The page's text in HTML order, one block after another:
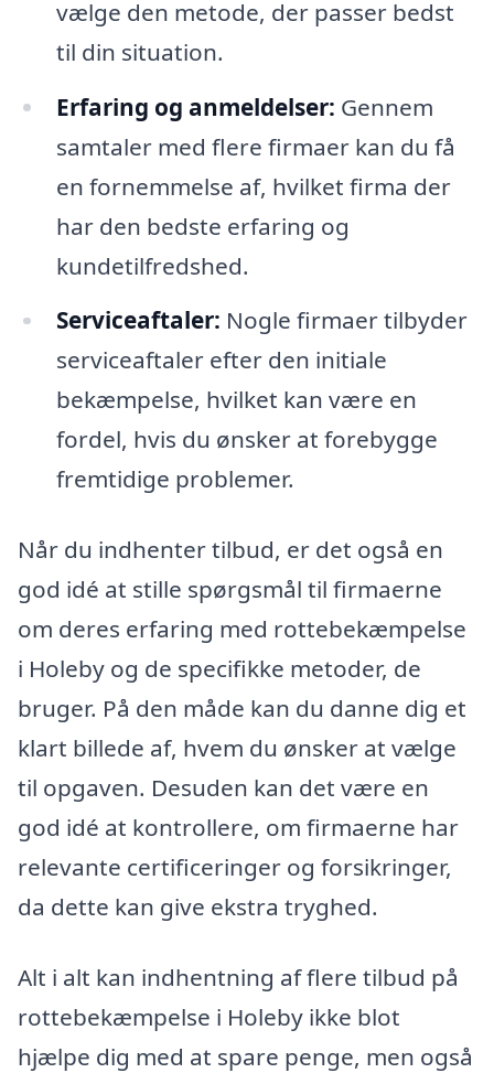
vælge den metode, der passer bedst
til din situation.
Erfaring og anmeldelser: Gennem
samtaler med flere firmaer kan du få
en fornemmelse af, hvilket firma der
har den bedste erfaring og
kundetilfredshed.
Serviceaftaler: Nogle firmaer tilbyder
serviceaftaler efter den initiale
bekæmpelse, hvilket kan være en
fordel, hvis du ønsker at forebygge
fremtidige problemer.
Når du indhenter tilbud, er det også en
god idé at stille spørgsmål til firmaerne
om deres erfaring med rottebekæmpelse
i Holeby og de specifikke metoder, de
bruger. På den måde kan du danne dig et
klart billede af, hvem du ønsker at vælge
til opgaven. Desuden kan det være en
god idé at kontrollere, om firmaerne har
relevante certificeringer og forsikringer,
da dette kan give ekstra tryghed.
Alt i alt kan indhentning af flere tilbud på
rottebekæmpelse i Holeby ikke blot
hjælpe dig med at spare penge, men også